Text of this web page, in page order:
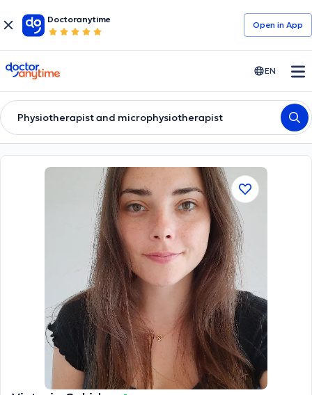
Doctoranytime
Open in Αpp
doctoranytime EN
Physiotherapist and microphysiotherapist